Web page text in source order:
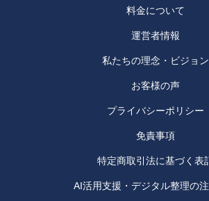
料金について
運営者情報
私たちの理念・ビジョン
お客様の声
プライバシーポリシー
免責事項
特定商取引法に基づく表
AI活用支援・デジタル整理の